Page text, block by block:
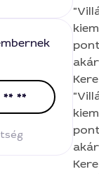
**
kiemelten nagy
Keressen
kiemelten nagy
Keressen